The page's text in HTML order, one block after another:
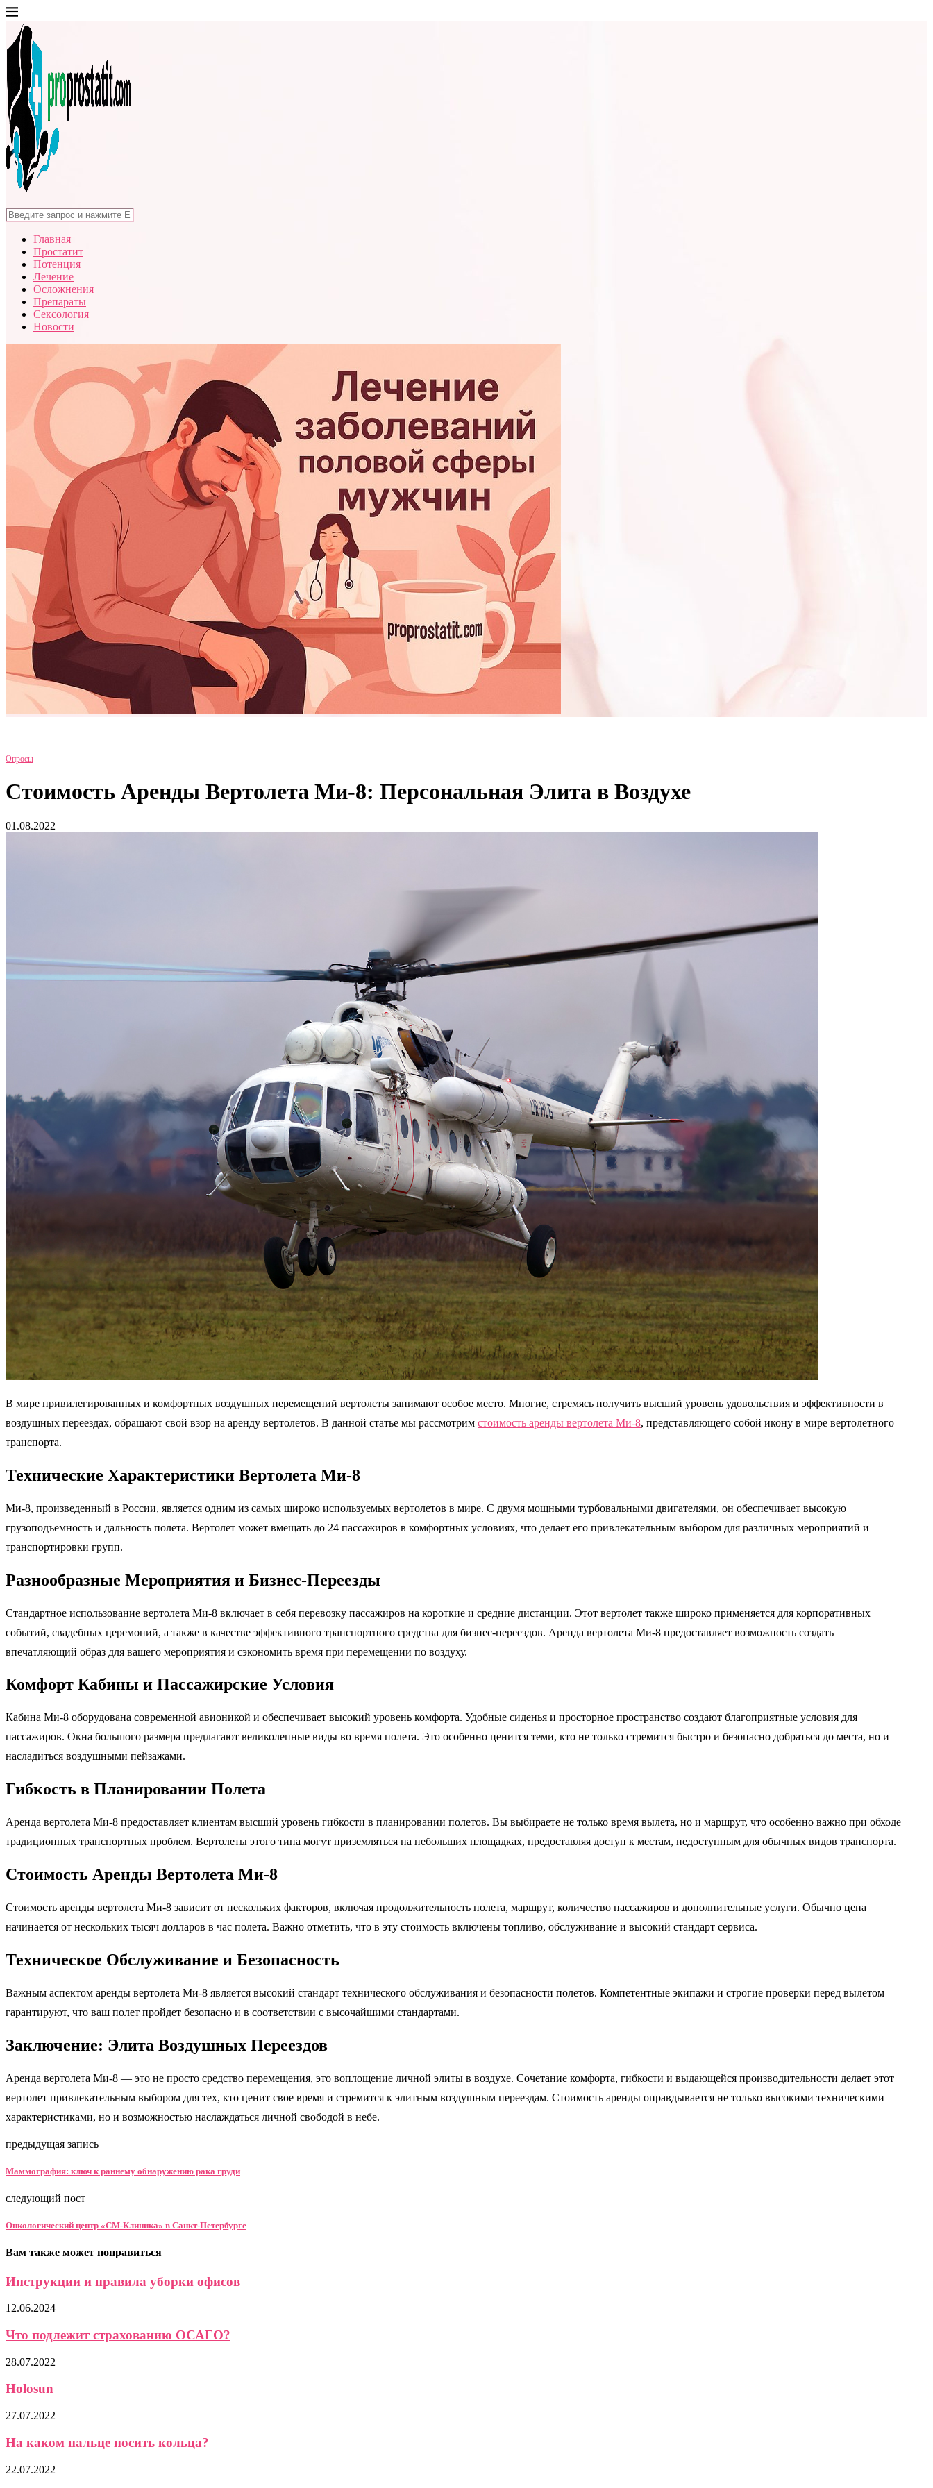
Главная
Простатит
Потенция
Лечение
Осложнения
Препараты
Сексология
Новости
Опросы
Стоимость Аренды Вертолета Ми-8: Персональная Элита в Воздухе
01.08.2022
В мире привилегированных и комфортных воздушных перемещений вертолеты занимают особое место. Многие, стремясь получить высший уровень удовольствия и эффективности в
воздушных переездах, обращают свой взор на аренду вертолетов. В данной статье мы рассмотрим стоимость аренды вертолета Ми-8, представляющего собой икону в мире вертолетного
транспорта.
Технические Характеристики Вертолета Ми-8
Ми-8, произведенный в России, является одним из самых широко используемых вертолетов в мире. С двумя мощными турбовальными двигателями, он обеспечивает высокую
грузоподъемность и дальность полета. Вертолет может вмещать до 24 пассажиров в комфортных условиях, что делает его привлекательным выбором для различных мероприятий и
транспортировки групп.
Разнообразные Мероприятия и Бизнес-Переезды
Стандартное использование вертолета Ми-8 включает в себя перевозку пассажиров на короткие и средние дистанции. Этот вертолет также широко применяется для корпоративных
событий, свадебных церемоний, а также в качестве эффективного транспортного средства для бизнес-переездов. Аренда вертолета Ми-8 предоставляет возможность создать
впечатляющий образ для вашего мероприятия и сэкономить время при перемещении по воздуху.
Комфорт Кабины и Пассажирские Условия
Кабина Ми-8 оборудована современной авионикой и обеспечивает высокий уровень комфорта. Удобные сиденья и просторное пространство создают благоприятные условия для
пассажиров. Окна большого размера предлагают великолепные виды во время полета. Это особенно ценится теми, кто не только стремится быстро и безопасно добраться до места, но и
насладиться воздушными пейзажами.
Гибкость в Планировании Полета
Аренда вертолета Ми-8 предоставляет клиентам высший уровень гибкости в планировании полетов. Вы выбираете не только время вылета, но и маршрут, что особенно важно при обходе
традиционных транспортных проблем. Вертолеты этого типа могут приземляться на небольших площадках, предоставляя доступ к местам, недоступным для обычных видов транспорта.
Стоимость Аренды Вертолета Ми-8
Стоимость аренды вертолета Ми-8 зависит от нескольких факторов, включая продолжительность полета, маршрут, количество пассажиров и дополнительные услуги. Обычно цена
начинается от нескольких тысяч долларов в час полета. Важно отметить, что в эту стоимость включены топливо, обслуживание и высокий стандарт сервиса.
Техническое Обслуживание и Безопасность
Важным аспектом аренды вертолета Ми-8 является высокий стандарт технического обслуживания и безопасности полетов. Компетентные экипажи и строгие проверки перед вылетом
гарантируют, что ваш полет пройдет безопасно и в соответствии с высочайшими стандартами.
Заключение: Элита Воздушных Переездов
Аренда вертолета Ми-8 — это не просто средство перемещения, это воплощение личной элиты в воздухе. Сочетание комфорта, гибкости и выдающейся производительности делает этот
вертолет привлекательным выбором для тех, кто ценит свое время и стремится к элитным воздушным переездам. Стоимость аренды оправдывается не только высокими техническими
характеристиками, но и возможностью наслаждаться личной свободой в небе.
предыдущая запись
Маммография: ключ к раннему обнаружению рака груди
следующий пост
Онкологический центр «СМ-Клиника» в Санкт-Петербурге
Вам также может понравиться
Инструкции и правила уборки офисов
12.06.2024
Что подлежит страхованию ОСАГО?
28.07.2022
Holosun
27.07.2022
На каком пальце носить кольца?
22.07.2022